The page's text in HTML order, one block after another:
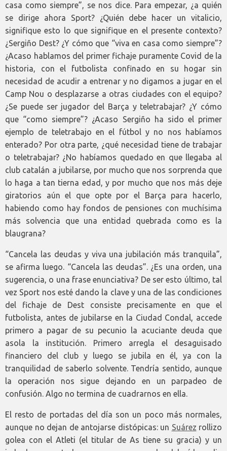
casa como siempre”, se nos dice. Para empezar, ¿a quién
se dirige ahora Sport? ¿Quién debe hacer un vitalicio,
signifique esto lo que signifique en el presente contexto?
¿Sergiño Dest? ¿Y cómo que “viva en casa como siempre”?
¿Acaso hablamos del primer fichaje puramente Covid de la
historia, con el futbolista confinado en su hogar sin
necesidad de acudir a entrenar y no digamos a jugar en el
Camp Nou o desplazarse a otras ciudades con el equipo?
¿Se puede ser jugador del Barça y teletrabajar? ¿Y cómo
que “como siempre”? ¿Acaso Sergiño ha sido el primer
ejemplo de teletrabajo en el fútbol y no nos habíamos
enterado? Por otra parte, ¿qué necesidad tiene de trabajar
o teletrabajar? ¿No habíamos quedado en que llegaba al
club catalán a jubilarse, por mucho que nos sorprenda que
lo haga a tan tierna edad, y por mucho que nos más deje
giratorios aún el que opte por el Barça para hacerlo,
habiendo como hay fondos de pensiones con muchísima
más solvencia que una entidad quebrada como es la
blaugrana?
“Cancela las deudas y viva una jubilación más tranquila”,
se afirma luego. “Cancela las deudas”. ¿Es una orden, una
sugerencia, o una frase enunciativa? De ser esto último, tal
vez Sport nos esté dando la clave y una de las condiciones
del fichaje de Dest consiste precisamente en que el
futbolista, antes de jubilarse en la Ciudad Condal, accede
primero a pagar de su pecunio la acuciante deuda que
asola la institución. Primero arregla el desaguisado
financiero del club y luego se jubila en él, ya con la
tranquilidad de saberlo solvente. Tendría sentido, aunque
la operación nos sigue dejando en un parpadeo de
confusión. Algo no termina de cuadrarnos en ella.
El resto de portadas del día son un poco más normales,
aunque no dejan de antojarse distópicas: un Suárez rollizo
golea con el Atleti (el titular de As tiene su gracia) y un